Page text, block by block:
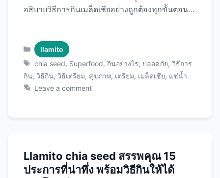
อธิบายวิธีการกินเมล็ดเชียอย่างถูกต้องทุกขั้นตอน
เคล็ดลับการใช้ เมล็ดเชียคุณภาพพรีเมียม ให้ได้
ประโยชน์สูงสุดและปลอดภัย 100% รู้จักเมล็ดเชีย
ก่อนเริ่มกิน เมล็ดเชียคืออะไร? เมล็ดเชีย (Chia
Seeds) มาจากพืชชื่อ Salvia hispanica ที่ปลูกใน
ที่ถูกต้อง? การกินผิดวิธีอาจทำให้: การกินถูกวิธีจะ
ปลอดภัยที่สุด! อุปกรณ์: ขั้นตอนการแช่น้ำ: 1. ตวง
เมล็ดเชีย 2. เติมน้ำ เลือกของเหลว: 3. คนให้เข้ากัน
Categories
llamito
Tags
chia seed, Superfood,กินอย่างไร,ปลอดภัย,วิธีการ
กิน, วิธีกิน, วิธีเตรียม, สุขภาพ, เตรียม, เมล็ดเชีย, แช่น้ำ
Leave a comment
Llamito chia seed สรรพคุณ 15
ประการที่น่าทึ่ง พร้อมวิธีกินให้ได้